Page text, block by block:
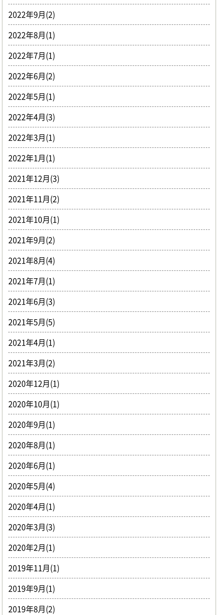
2022年9月(2)
2022年8月(1)
2022年7月(1)
2022年6月(2)
2022年5月(1)
2022年4月(3)
2022年3月(1)
2022年1月(1)
2021年12月(3)
2021年11月(2)
2021年10月(1)
2021年9月(2)
2021年8月(4)
2021年7月(1)
2021年6月(3)
2021年5月(5)
2021年4月(1)
2021年3月(2)
2020年12月(1)
2020年10月(1)
2020年9月(1)
2020年8月(1)
2020年6月(1)
2020年5月(4)
2020年4月(1)
2020年3月(3)
2020年2月(1)
2019年11月(1)
2019年9月(1)
2019年8月(2)